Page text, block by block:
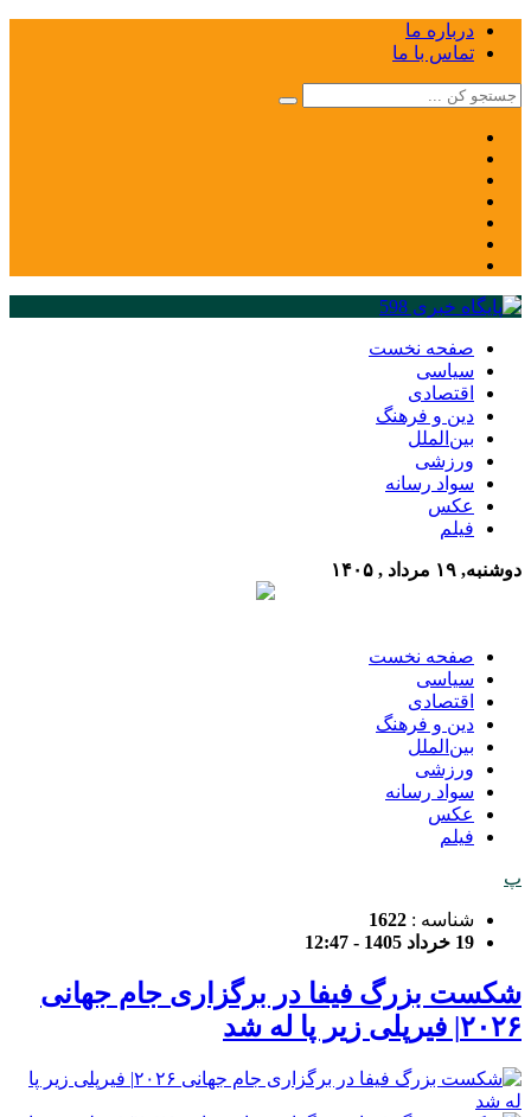
درباره ما
تماس با ما
صفحه نخست
سیاسی
اقتصادی
دین و فرهنگ
بین‌الملل
ورزشی
سواد رسانه
عکس
فیلم
دوشنبه, ۱۹ مرداد , ۱۴۰۵
صفحه نخست
سیاسی
اقتصادی
دین و فرهنگ
بین‌الملل
ورزشی
سواد رسانه
عکس
فیلم
پ
شناسه : 1622
19 خرداد 1405 - 12:47
شکست بزرگ فیفا در برگزاری جام جهانی
۲۰۲۶| فیرپلی زیر پا له شد